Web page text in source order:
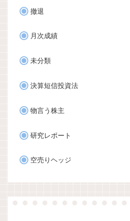
撤退
月次成績
未分類
決算短信投資法
物言う株主
研究レポート
空売りヘッジ